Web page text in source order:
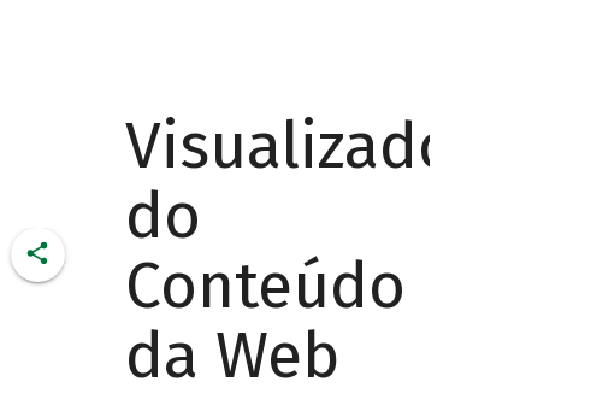
Visualizador
do
Conteúdo
da Web